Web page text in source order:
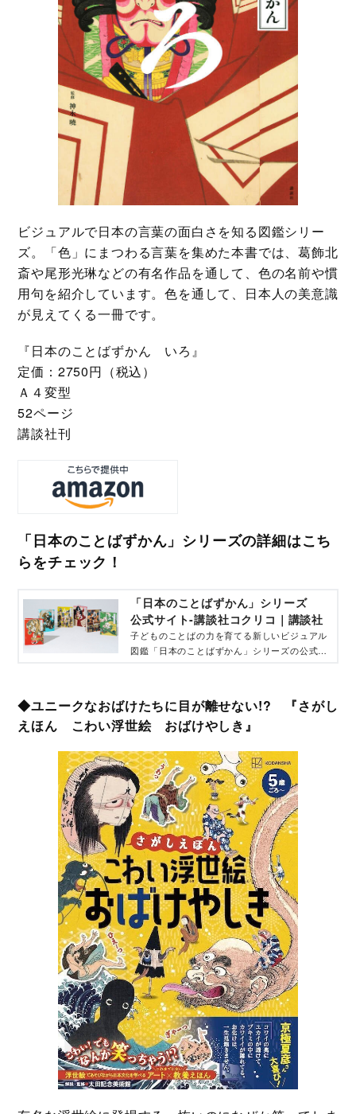
ビジュアルで日本の言葉の面白さを知る図鑑シリー
ズ。「色」にまつわる言葉を集めた本書では、葛飾北
斎や尾形光琳などの有名作品を通して、色の名前や慣
用句を紹介しています。色を通して、日本人の美意識
が見えてくる一冊です。
『日本のことばずかん いろ』
定価：2750円（税込）
Ａ４変型
52ページ
講談社刊
「日本のことばずかん」シリーズの詳細はこち
らをチェック！
「日本のことばずかん」シリーズ
公式サイト‐講談社コクリコ｜講談社
子どものことばの力を育てる新しいビジュアル
図鑑「日本のことばずかん」シリーズの公式サ
◆ユニークなおばけたちに目が離せない!? 『さがし
えほん こわい浮世絵 おばけやしき』